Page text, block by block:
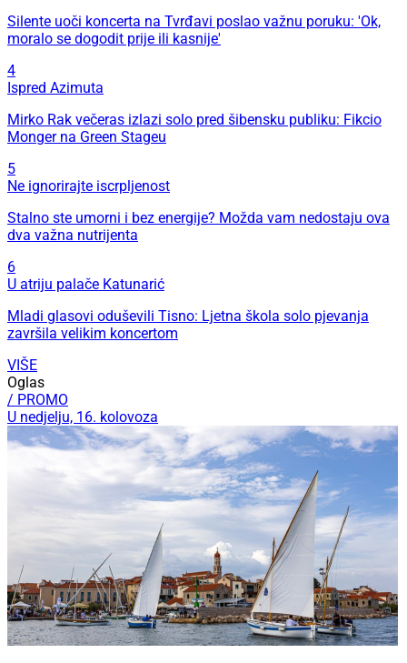
Silente uoči koncerta na Tvrđavi poslao važnu poruku: 'Ok,
moralo se dogodit prije ili kasnije'
4
Ispred Azimuta
Mirko Rak večeras izlazi solo pred šibensku publiku: Fikcio
Monger na Green Stageu
5
Ne ignorirajte iscrpljenost
Stalno ste umorni i bez energije? Možda vam nedostaju ova
dva važna nutrijenta
6
U atriju palače Katunarić
Mladi glasovi oduševili Tisno: Ljetna škola solo pjevanja
završila velikim koncertom
VIŠE
Oglas
/ PROMO
U nedjelju, 16. kolovoza